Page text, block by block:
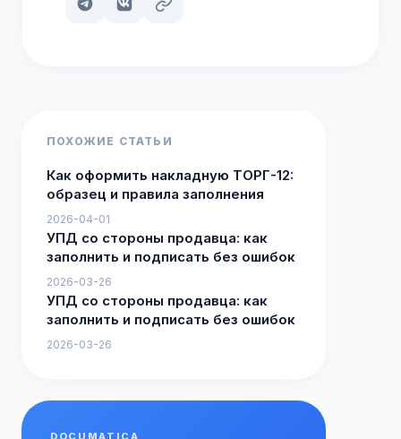
ПОХОЖИЕ СТАТЬИ
Как оформить накладную ТОРГ-12:
образец и правила заполнения
2026-04-01
УПД со стороны продавца: как
заполнить и подписать без ошибок
2026-03-26
УПД со стороны продавца: как
заполнить и подписать без ошибок
2026-03-26
DOCUMATICA